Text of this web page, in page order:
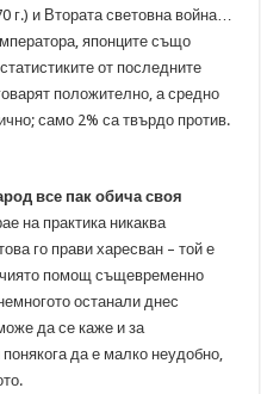
г.) и Втората световна война…
японците също
от последните
положително, а средно
само 2% са твърдо против.
все пак обича своя
на практика никаква
го прави харесван – той е
помощ същевременно
останали днес
да се каже и за
да е малко неудобно,